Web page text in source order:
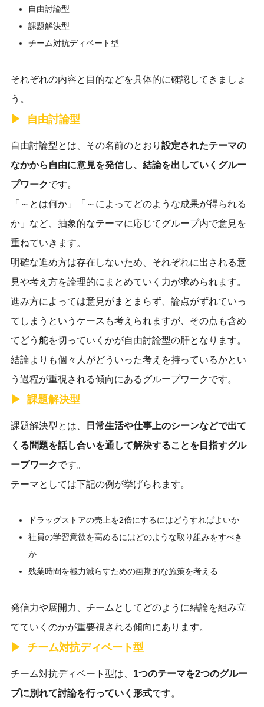
自由討論型
課題解決型
チーム対抗ディベート型
それぞれの内容と目的などを具体的に確認してきましょ
う。
自由討論型
自由討論型とは、その名前のとおり 設定されたテーマの
なかから自由に意見を発信し、結論を出していくグルー
プワークです。
「～とは何か」「～によってどのような成果が得られる
か」など、抽象的なテーマに応じてグループ内で意見を
重ねていきます。
明確な進め方は存在しないため、それぞれに出される意
見や考え方を論理的にまとめていく力が求められます。
進み方によっては意見がまとまらず、論点がずれていっ
てしまうというケースも考えられますが、その点も含め
てどう舵を切っていくかが自由討論型の肝となります。
結論よりも個々人がどういった考えを持っているかとい
う過程が重視される傾向にあるグループワークです。
課題解決型
課題解決型とは、
日常生活や仕事上のシーンなどで出て
くる問題を話し合いを通して解決することを目指すグル
ープワークです。
テーマとしては下記の例が挙げられます。
ドラッグストアの売上を2倍にするにはどうすればよいか
社員の学習意欲を高めるにはどのような取り組みをすべき
か
残業時間を極力減らすための画期的な施策を考える
発信力や展開力、チームとしてどのように結論を組み立
てていくのかが重要視される傾向にあります。
チーム対抗ディベート型
チーム対抗ディベート型は、 1つのテーマを2つのグルー
プに別れて討論を行っていく形式です。